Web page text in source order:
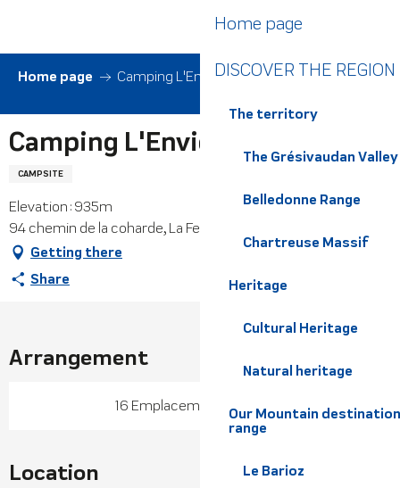
contenu
principal
Home page
DISCOVER THE REGION
The territory
The Grésivaudan Valley
Belledonne Range
Chartreuse Massif
Heritage
Cultural Heritage
Natural heritage
Our Mountain
range
Le Barioz
Home page Camping L'Envie d'Ailleurs
Camping L'Envie d'Ailleurs
CAMPSITE
Elevation : 935m
94 chemin de la coharde, La Ferrière, 38580 Haut-Bréda
Getting there
Share
Arrangement
16 Emplacement classified
Location